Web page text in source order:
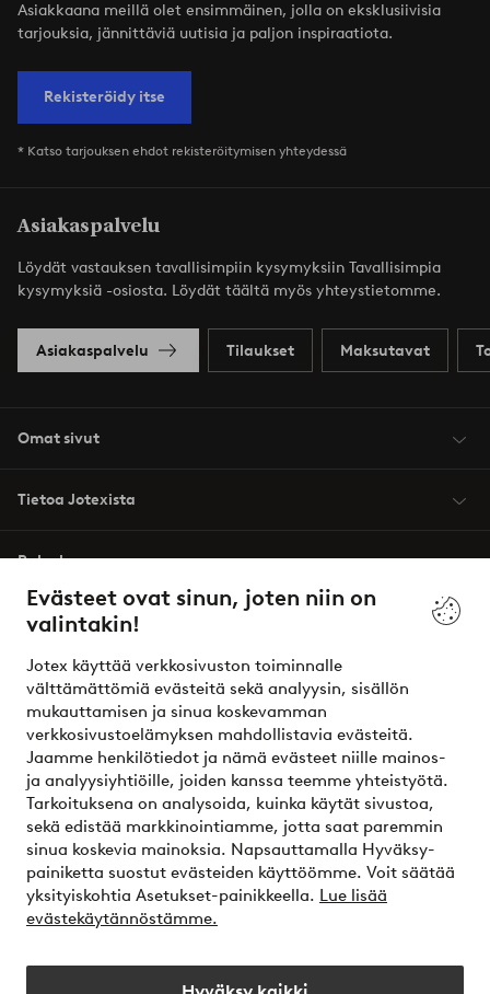
Evästeet ovat sinun, joten niin on
valintakin!
Jotex käyttää verkkosivuston toiminnalle
välttämättömiä evästeitä sekä analyysin, sisällön
mukauttamisen ja sinua koskevamman
verkkosivustoelämyksen mahdollistavia evästeitä.
Jaamme henkilötiedot ja nämä evästeet niille mainos-
ja analyysiyhtiöille, joiden kanssa teemme yhteistyötä.
Tarkoituksena on analysoida, kuinka käytät sivustoa,
sekä edistää markkinointiamme, jotta saat paremmin
sinua koskevia mainoksia. Napsauttamalla Hyväksy-
painiketta suostut evästeiden käyttöömme. Voit säätää
yksityiskohtia Asetukset-painikkeella. Lue lisää
evästekäytännöstämme.
Asiakkaana meillä olet ensimmäinen, jolla on eksklusiivisia
tarjouksia, jännittäviä uutisia ja paljon inspiraatiota.
Rekisteröidy itse
* Katso tarjouksen ehdot rekisteröitymisen yhteydessä
Asiakaspalvelu
Löydät vastauksen tavallisimpiin kysymyksiin Tavallisimpia
kysymyksiä -osiosta. Löydät täältä myös yhteystietomme.
Asiakaspalvelu Tilaukset Maksutavat
Omat sivut
Tietoa Jotexista
Palvelumme
Ehdot
Ystävät
Turvalliset maksut – maksa nyt tai erissä
Haluatko tietää lisää maksuvaihtoehdoistamme?
elpy